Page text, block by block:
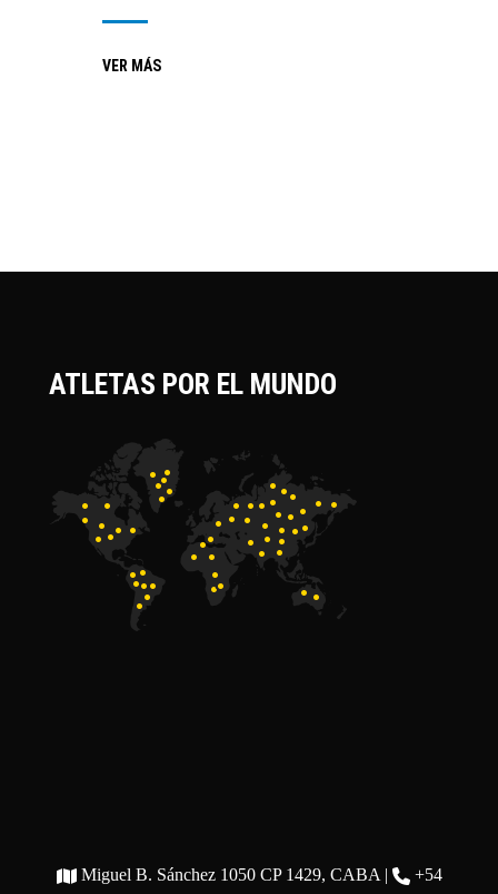
VER MÁS
ATLETAS POR EL MUNDO
Miguel B. Sánchez 1050 CP 1429, CABA |
+54